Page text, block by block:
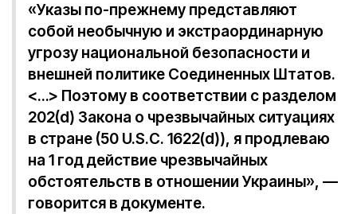
«Указы по-прежнему представляют
собой необычную и экстраординарную
угрозу национальной безопасности и
внешней политике Соединенных Штатов.
<…> Поэтому в соответствии с разделом
202(d) Закона о чрезвычайных ситуациях
в стране (50 U.S.C. 1622(d)), я продлеваю
на 1 год действие чрезвычайных
обстоятельств в отношении Украины», —
говорится в документе.